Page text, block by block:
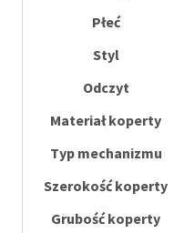
Płeć
Styl
Odczyt
Materiał koperty
Typ mechanizmu
Szerokość koperty
Grubość koperty